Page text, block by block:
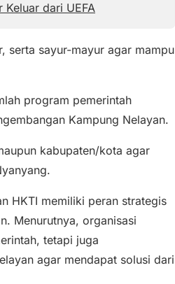
Keluar dari UEFA
serta sayur-mayur agar mampu
program pemerintah
Kampung Nelayan.
kabupaten/kota agar
HKTI memiliki peran strategis
Menurutnya, organisasi
tetapi juga
agar mendapat solusi dari